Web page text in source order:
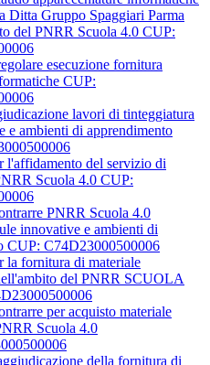
Ditta Gruppo Spaggiari Parma
del PNRR Scuola 4.0 CUP:
esecuzione fornitura
CUP:
lavori di tinteggiatura
e ambienti di apprendimento
l'affidamento del servizio di
Scuola 4.0 CUP:
PNRR Scuola 4.0
innovative e ambienti di
CUP: C74D23000500006
la fornitura di materiale
del PNRR SCUOLA
per acquisto materiale
Scuola 4.0
della fornitura di